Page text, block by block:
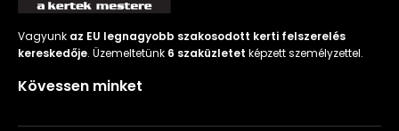
Vagyunk az EU legnagyobb szakosodott kerti felszerelés
kereskedője. Üzemeltetünk 6 szaküzletet képzett személyzettel.
Kövessen minket